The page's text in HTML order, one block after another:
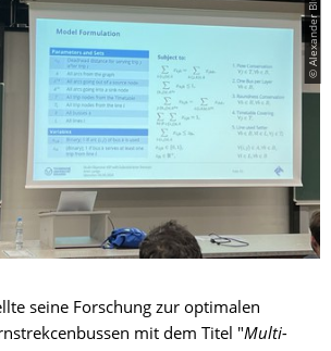
© Alexander Blume
seine Forschung zur optimalen
mit dem Titel "Multi-